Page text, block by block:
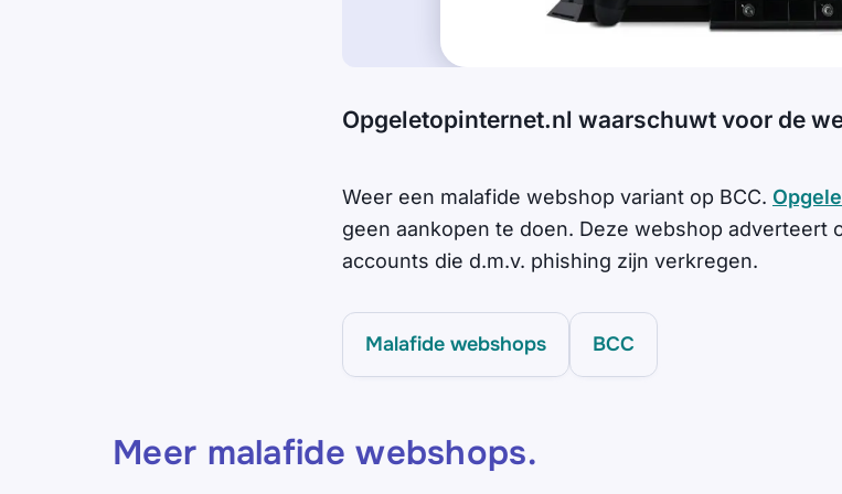
Opgeletopinternet.nl waarschuwt voor de
Weer een malafide webshop variant op BCC.
geen aankopen te doen. Deze webshop adverteert
accounts die d.m.v. phishing zijn verkregen.
Malafide webshops BCC
Meer malafide webshops.